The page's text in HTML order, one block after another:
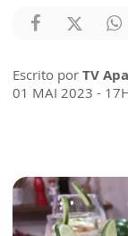
Escrito por TV
01 MAI 2023 -